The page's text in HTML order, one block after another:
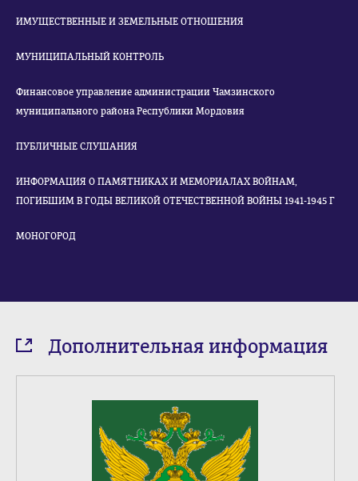
ИМУЩЕСТВЕННЫЕ И ЗЕМЕЛЬНЫЕ ОТНОШЕНИЯ
МУНИЦИПАЛЬНЫЙ КОНТРОЛЬ
Финансовое управление администрации Чамзинского
муниципального района Республики Мордовия
ПУБЛИЧНЫЕ СЛУШАНИЯ
ИНФОРМАЦИЯ О ПАМЯТНИКАХ И МЕМОРИАЛАХ ВОЙНАМ,
ПОГИБШИМ В ГОДЫ ВЕЛИКОЙ ОТЕЧЕСТВЕННОЙ ВОЙНЫ 1941-1945 Г
МОНОГОРОД
Дополнительная информация